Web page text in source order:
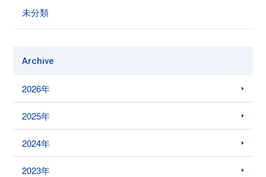
未分類
Archive
2026年
2025年
2024年
2023年